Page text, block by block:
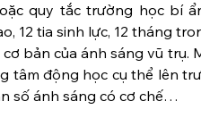
quy tắc trường học bí
12 tia sinh lực, 12 tháng
cơ bản của ánh sáng vũ trụ.
tâm động học cụ thể lên
số ánh sáng có cơ chế…